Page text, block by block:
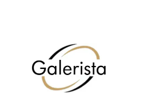
galerista